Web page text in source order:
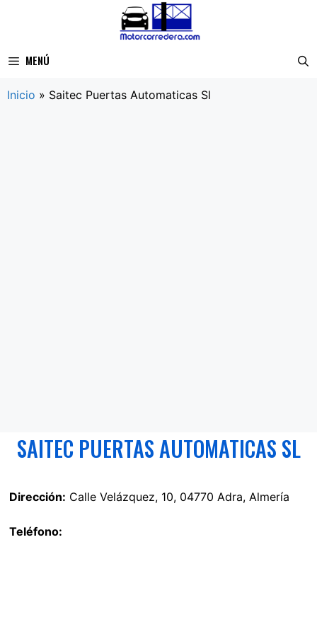
MENÚ
Inicio » Saitec Puertas Automaticas Sl
SAITEC PUERTAS AUTOMATICAS SL
Dirección: Calle Velázquez, 10, 04770 Adra, Almería
Teléfono: